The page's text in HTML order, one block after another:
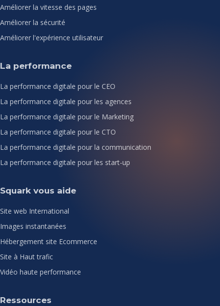
Améliorer la vitesse des pages
Améliorer la sécurité
Améliorer l'expérience utilisateur
La performance
La performance digitale pour le CEO
La performance digitale pour les agences
La performance digitale pour le Marketing
La performance digitale pour le CTO
La performance digitale pour la communication
La performance digitale pour les start-up
Squark vous aide
Site web International
Images instantanées
Hébergement site Ecommerce
Site à Haut trafic
Vidéo haute performance
Ressources